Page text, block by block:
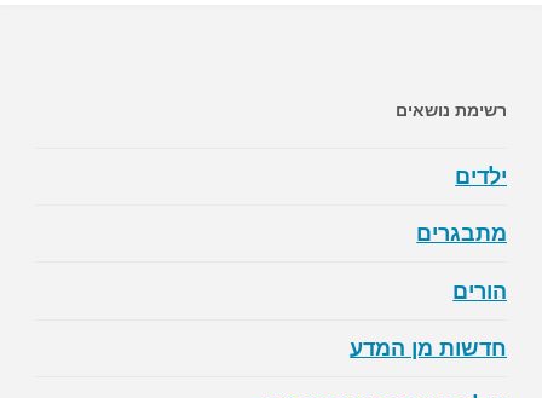
רשימת נושאים
ילדים
מתבגרים
הורים
חדשות מן המדע